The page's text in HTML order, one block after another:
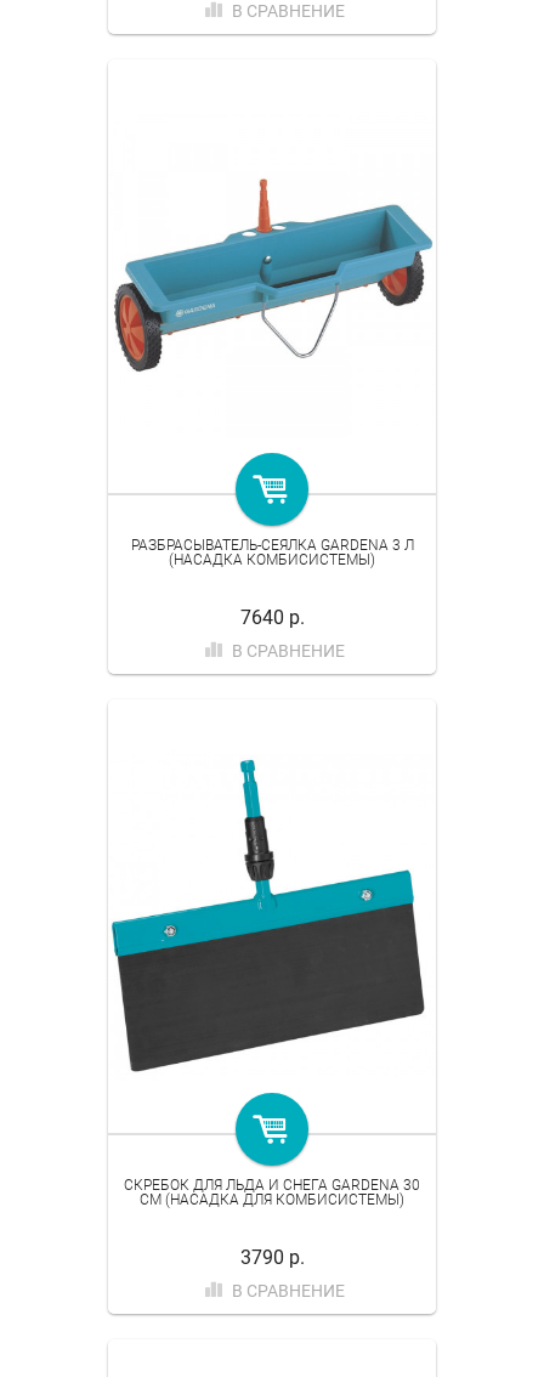
В СРАВНЕНИЕ
РАЗБРАСЫВАТЕЛЬ-СЕЯЛКА GARDENA 3 Л
(НАСАДКА КОМБИСИСТЕМЫ)
7640 р.
В СРАВНЕНИЕ
СКРЕБОК ДЛЯ ЛЬДА И СНЕГА GARDENA 30
СМ (НАСАДКА ДЛЯ КОМБИСИСТЕМЫ)
3790 р.
В СРАВНЕНИЕ